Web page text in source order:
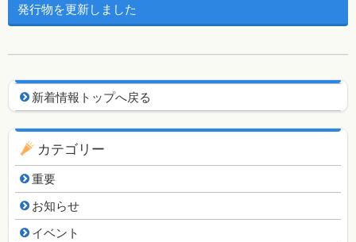
発行物を更新しました
新着情報用ナビゲーション
新着情報トップへ戻る
カテゴリー
重要
お知らせ
イベント